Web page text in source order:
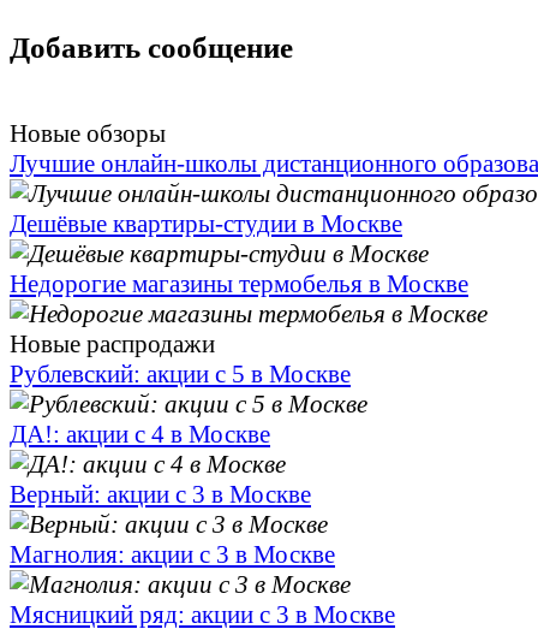
Добавить сообщение
Новые обзоры
Лучшие онлайн-школы дистанционного
Дешёвые квартиры-студии в Москве
Недорогие магазины термобелья в Москве
Новые распродажи
Рублевский: акции с 5 в Москве
ДА!: акции с 4 в Москве
Верный: акции с 3 в Москве
Магнолия: акции с 3 в Москве
Мясницкий ряд: акции с 3 в Москве